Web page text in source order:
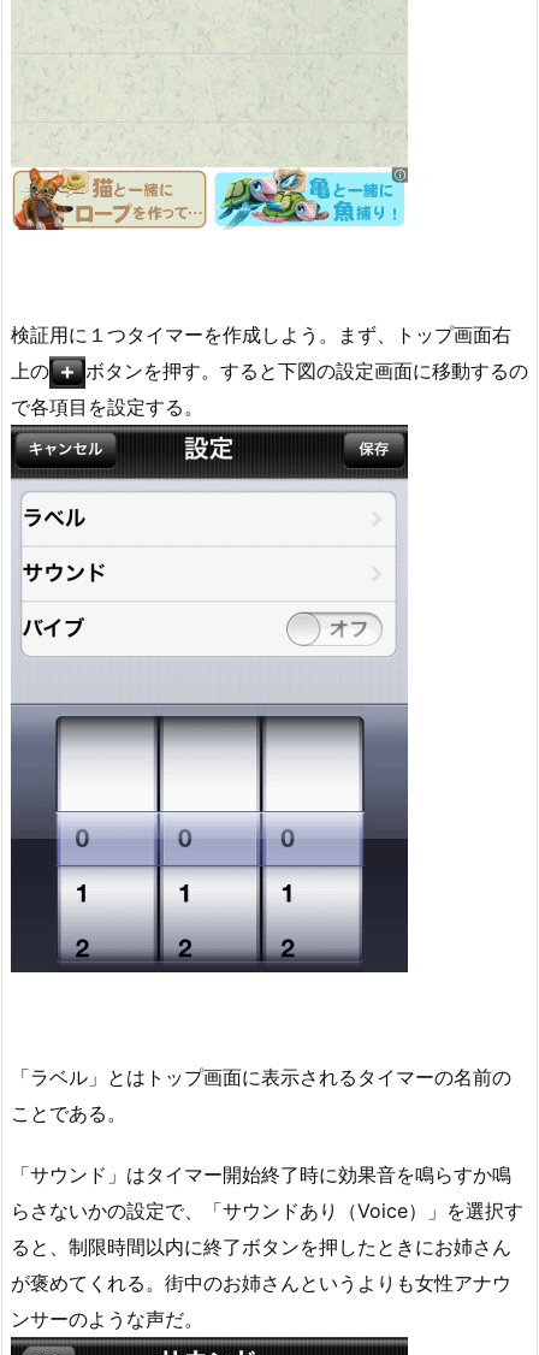
検証用に１つタイマーを作成しよう。まず、トップ画面右
上の
ボタンを押す。すると下図の設定画面に移動するの
で各項目を設定する。
「ラベル」とはトップ画面に表示されるタイマーの名前の
ことである。
「サウンド」はタイマー開始終了時に効果音を鳴らすか鳴
らさないかの設定で、「サウンドあり（Voice）」を選択す
ると、制限時間以内に終了ボタンを押したときにお姉さん
が褒めてくれる。街中のお姉さんというよりも女性アナウ
ンサーのような声だ。